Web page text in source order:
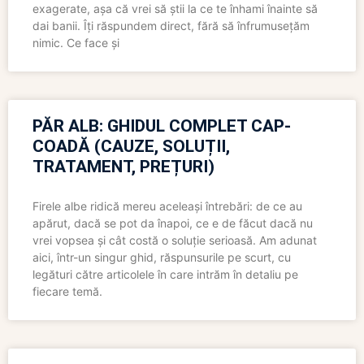
exagerate, așa că vrei să știi la ce te înhami înainte să
dai banii. Îți răspundem direct, fără să înfrumusețăm
nimic. Ce face și
PĂR ALB: GHIDUL COMPLET CAP-
COADĂ (CAUZE, SOLUȚII,
TRATAMENT, PREȚURI)
Firele albe ridică mereu aceleași întrebări: de ce au
apărut, dacă se pot da înapoi, ce e de făcut dacă nu
vrei vopsea și cât costă o soluție serioasă. Am adunat
aici, într-un singur ghid, răspunsurile pe scurt, cu
legături către articolele în care intrăm în detaliu pe
fiecare temă.